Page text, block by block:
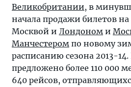
Великобритании, в
начала продажи билетов
Москвой и Лондоном и
Манчестером по новому
расписанию сезона 2013-
предложено более 110 000
640 рейсов,